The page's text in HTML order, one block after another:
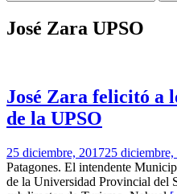
José Zara UPSO
José Zara felicitó a
de la UPSO
25 diciembre, 201725 diciembre,
Patagones. El intendente
de la Universidad Provincial del